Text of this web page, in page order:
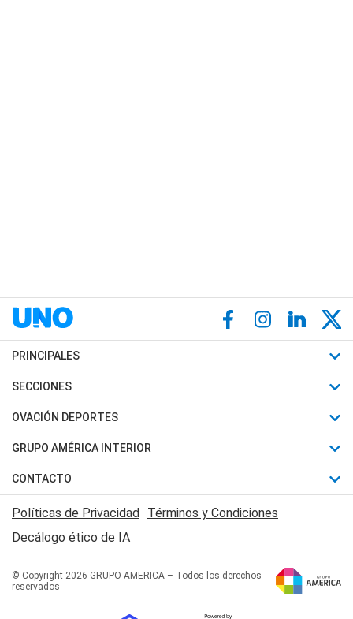
PRINCIPALES
Últimas Noticias
Política
Judiciales
Economia
SECCIONES
Horóscopo
Motores
Trucos caseros
Series y Películas
Edictos y Solicitadas
OVACIÓN DEPORTES
Fútbol
Mundial
Automovilismo
Rugby
Básquet
GRUPO AMÉRICA INTERIOR
Canal 7 en Vivo
San Juan 8
CONTACTO
Acerca de Nosotros
Contactanos
Políticas de Privacidad Términos y Condiciones
Decálogo ético de IA
© Copyright 2026 GRUPO AMERICA – Todos los derechos
reservados